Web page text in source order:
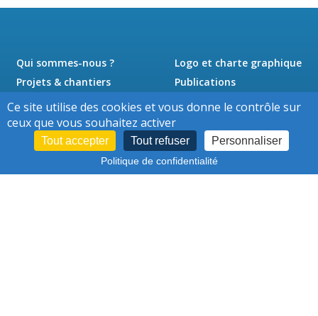
Qui sommes-nous ?
Projets & chantiers
Actualités
Jobs
Logo et charte graphique
Publications
Presse
Contact
Ce site utilise des cookies et vous donne le contrôle sur
ceux que vous souhaitez activer
Tout accepter Tout refuser Personnaliser
Politique de confidentialité